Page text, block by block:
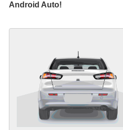
Android Auto!